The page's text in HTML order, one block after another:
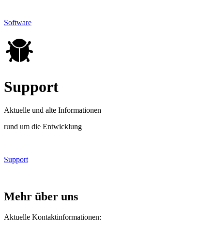
Software
Support
Aktuelle und alte Informationen
rund um die Entwicklung
Support
Mehr über uns
Aktuelle Kontaktinformationen: